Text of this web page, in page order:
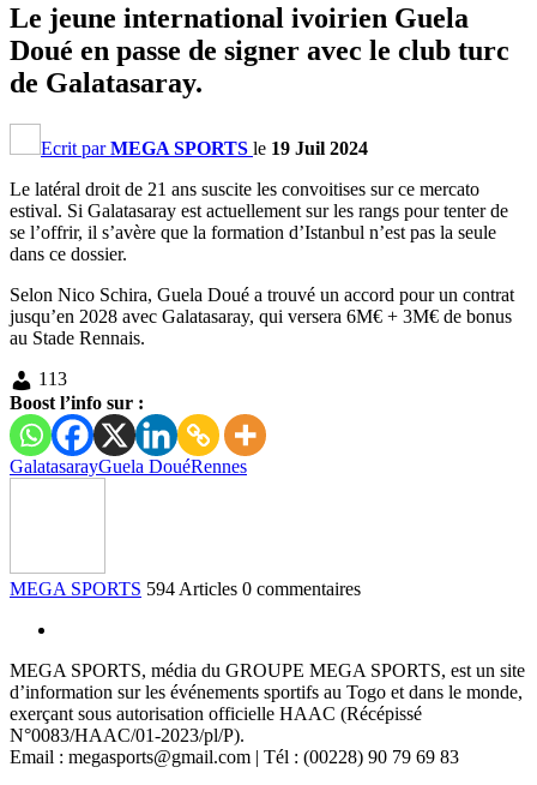
Le jeune international ivoirien Guela
Doué en passe de signer avec le club turc
de Galatasaray.
Ecrit parMEGA SPORTS le 19 Juil 2024
Le latéral droit de 21 ans suscite les convoitises sur ce mercato
estival. Si Galatasaray est actuellement sur les rangs pour tenter de
se l’offrir, il s’avère que la formation d’Istanbul n’est pas la seule
dans ce dossier.
Selon Nico Schira, Guela Doué a trouvé un accord pour un contrat
jusqu’en 2028 avec Galatasaray, qui versera 6M€ + 3M€ de bonus
au Stade Rennais.
113
Boost l’info sur :
GalatasarayGuela DouéRennes
MEGA SPORTS 594 Articles 0 commentaires
MEGA SPORTS, média du GROUPE MEGA SPORTS, est un site
d’information sur les événements sportifs au Togo et dans le monde,
exerçant sous autorisation officielle HAAC (Récépissé
N°0083/HAAC/01-2023/pl/P).
Email : megasports@gmail.com | Tél : (00228) 90 79 69 83